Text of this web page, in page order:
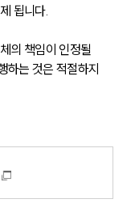
됩니다.
의 책임이 인정될
하는 것은 적절하지